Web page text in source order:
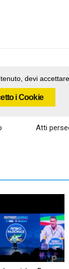
devi
i Cookie
Atti